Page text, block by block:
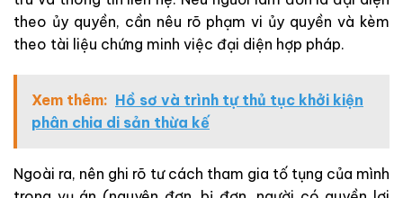
theo ủy quyền, cần nêu rõ phạm vi ủy quyền và kèm
theo tài liệu chứng minh việc đại diện hợp pháp.
Xem thêm: Hồ sơ và trình tự thủ tục khởi kiện
phân chia di sản thừa kế
Ngoài ra, nên ghi rõ tư cách tham gia tố tụng của mình